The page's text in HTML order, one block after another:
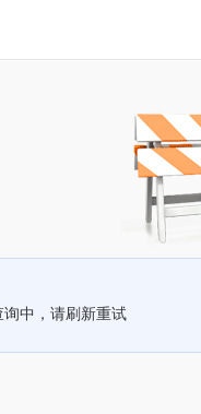
询中，请刷新重试